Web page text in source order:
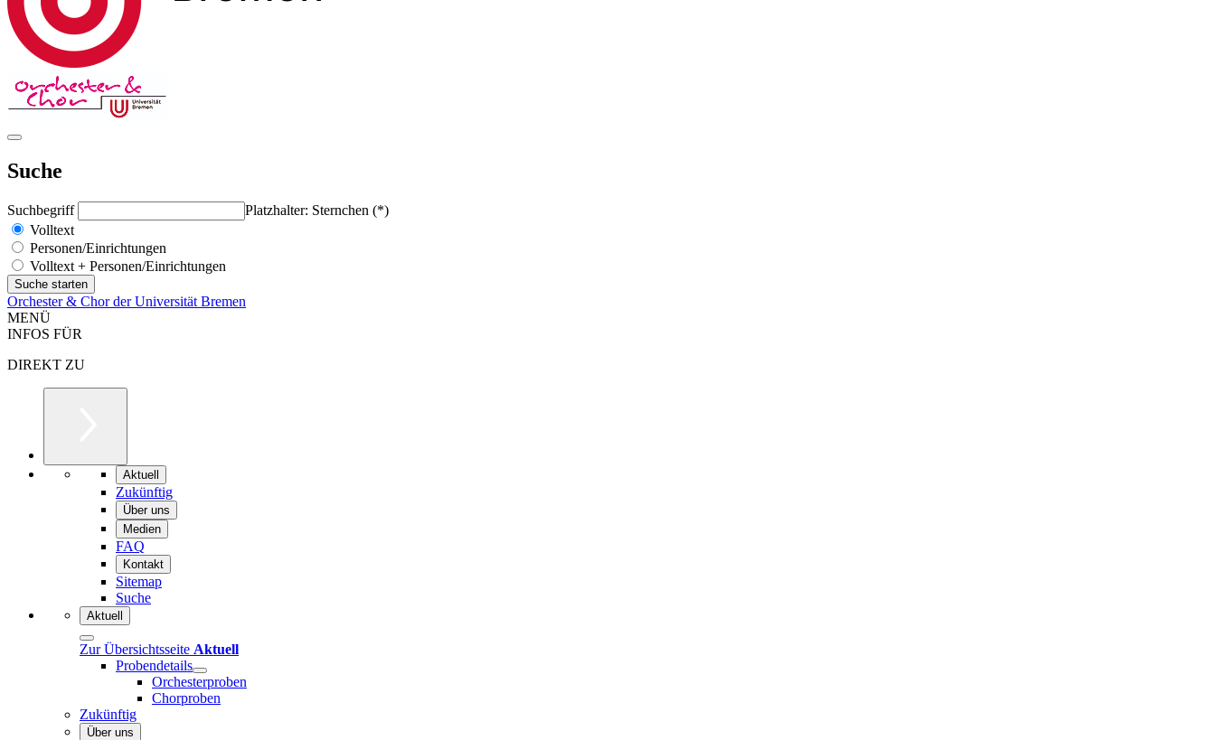
Suche
Suchbegriff
Platzhalter: Sternchen (*)
Volltext
Personen/Einrichtungen
Volltext + Personen/Einrichtungen
Orchester & Chor der Universität Bremen
MENÜ
INFOS FÜR
DIREKT ZU
Aktuell
Zukünftig
Über uns
Medien
FAQ
Kontakt
Sitemap
Suche
Aktuell
Zur Übersichtsseite Aktuell
Probendetails
Orchesterproben
Chorproben
Zukünftig
Über uns